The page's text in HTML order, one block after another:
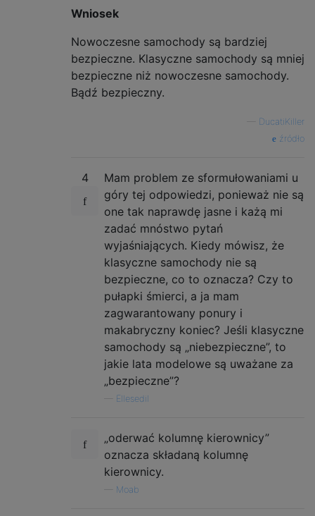
Wniosek
Nowoczesne samochody są bardziej
bezpieczne. Klasyczne samochody są mniej
bezpieczne niż nowoczesne samochody.
Bądź bezpieczny.
DucatiKiller
źródło
4
Mam problem ze sformułowaniami u
góry tej odpowiedzi, ponieważ nie są
one tak naprawdę jasne i każą mi
zadać mnóstwo pytań
wyjaśniających. Kiedy mówisz, że
klasyczne samochody nie są
bezpieczne, co to oznacza? Czy to
pułapki śmierci, a ja mam
zagwarantowany ponury i
makabryczny koniec? Jeśli klasyczne
samochody są „niebezpieczne”, to
jakie lata modelowe są uważane za
„bezpieczne”?
Ellesedil
„oderwać kolumnę kierownicy”
oznacza składaną kolumnę
kierownicy.
Moab